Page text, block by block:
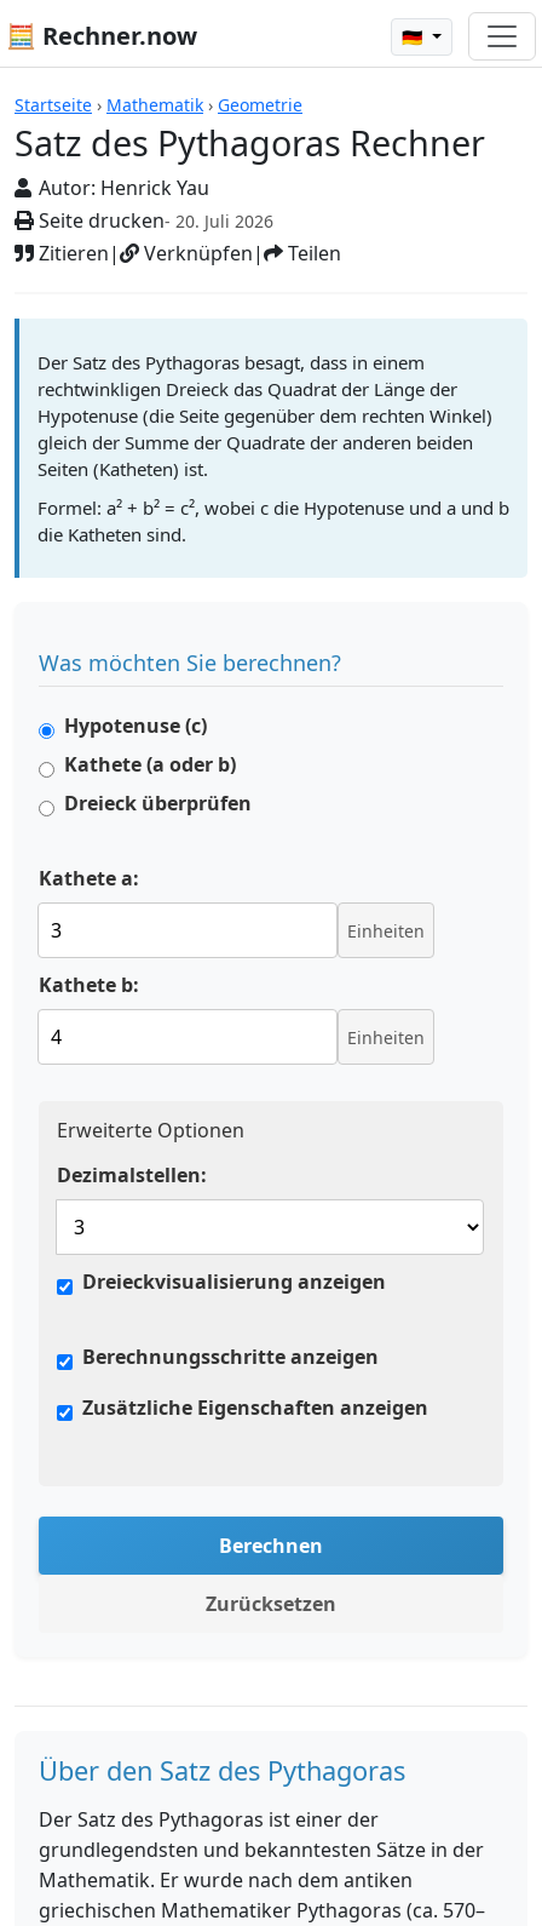
🧮 Rechner.now 🇩🇪
Startseite › Mathematik › Geometrie
Satz des Pythagoras Rechner
Autor: Henrick Yau
Seite drucken- 20. Juli 2026
Zitieren| Verknüpfen| Teilen
Rechner
Der Satz des Pythagoras besagt, dass in einem
rechtwinkligen Dreieck das Quadrat der Länge der
Hypotenuse (die Seite gegenüber dem rechten Winkel)
gleich der Summe der Quadrate der anderen beiden
Seiten (Katheten) ist.
Formel: a² + b² = c², wobei c die Hypotenuse und a und b
die Katheten sind.
Was möchten Sie berechnen?
Hypotenuse (c)
Kathete (a oder b)
Dreieck überprüfen
Kathete a:
Einheiten
Kathete b:
Einheiten
Erweiterte Optionen
Dezimalstellen:
Dreieckvisualisierung anzeigen
Berechnungsschritte anzeigen
Zusätzliche Eigenschaften anzeigen
Berechnen
Zurücksetzen
Über den Satz des Pythagoras
Der Satz des Pythagoras ist einer der
grundlegendsten und bekanntesten Sätze in der
Mathematik. Er wurde nach dem antiken
griechischen Mathematiker Pythagoras (ca. 570–